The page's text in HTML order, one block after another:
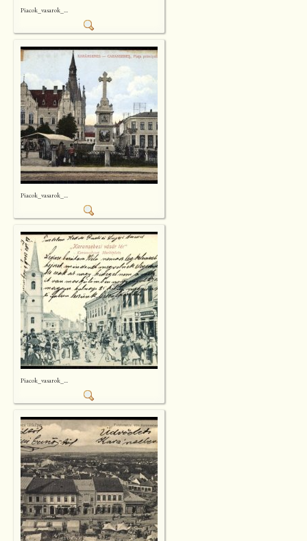
Piacok_vasarok_...
Piacok_vasarok_...
Piacok_vasarok_...